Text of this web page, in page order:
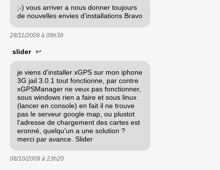
;-) vous arriver a nous donner toujours
de nouvelles envies d'installations Bravo
28/11/2009 à 09h39
slider ↩
je viens d'installer xGPS sur mon iphone
3G jail 3.0.1 tout fonctionne, par contre
xGPSManager ne veux pas fonctionner,
sous windows rien a faire et sous linux
(lancer en console) en fait il ne trouve
pas le serveur google map, ou plustot
l'adresse de chargement des cartes est
eronné, quelqu'un a une solution ?
merci par avance. Slider
08/10/2009 à 23h20